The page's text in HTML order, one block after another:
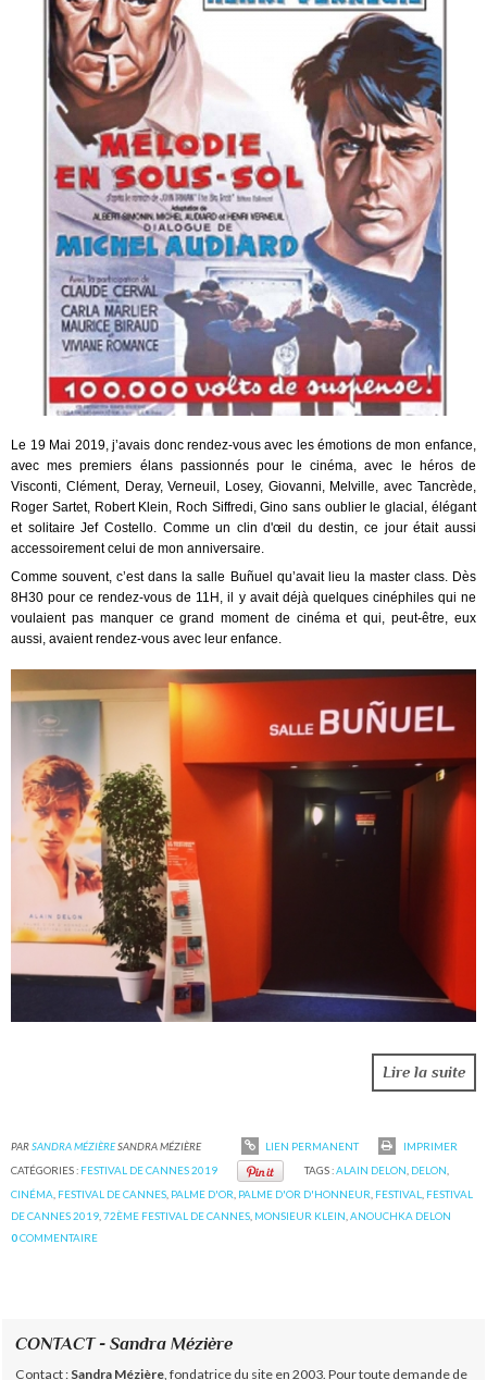
Le 19 Mai 2019, j’avais donc rendez-vous avec les émotions de mon enfance,
avec mes premiers élans passionnés pour le cinéma, avec le héros de
Visconti, Clément, Deray, Verneuil, Losey, Giovanni, Melville, avec Tancrède,
Roger Sartet, Robert Klein, Roch Siffredi, Gino sans oublier le glacial, élégant
et solitaire Jef Costello. Comme un clin d'œil du destin, ce jour était aussi
accessoirement celui de mon anniversaire.
Comme souvent, c’est dans la salle Buñuel qu’avait lieu la master class. Dès
8H30 pour ce rendez-vous de 11H, il y avait déjà quelques cinéphiles qui ne
voulaient pas manquer ce grand moment de cinéma et qui, peut-être, eux
aussi, avaient rendez-vous avec leur enfance.
Lire la suite
PARSANDRA MÉZIÈRESANDRA MÉZIÈRE LIEN PERMANENT
IMPRIMER
CATÉGORIES : FESTIVAL DE CANNES 2019 TAGS :ALAIN DELON DELON
CINÉMA FESTIVAL DE CANNES PALME D'OR PALME D'OR D'HONNEUR FESTIVAL
FESTIVAL
DE CANNES 2019 ,72ÈME FESTIVAL DE CANNES MONSIEUR KLEIN ,ANOUCHKA DELON
0COMMENTAIRE
CONTACT - Sandra Mézière
Contact : Sandra Mézière , fondatrice du site en 2003. Pour toute demande de